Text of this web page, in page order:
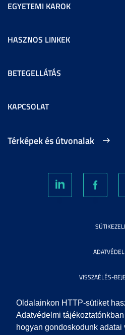
Oldalainkon HTTP-sütiket
Adatvédelmi
hogyan gondoskodunk adatai
EGYETEMI KAROK
HASZNOS LINKEK
BETEGELLÁTÁS
KAPCSOLAT
Térképek és útvonalak
VISSZAÉLÉS-
KÖZÉRDEKŰ